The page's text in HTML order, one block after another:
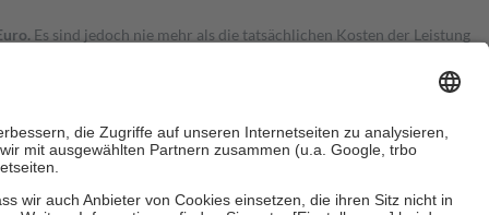
Es sind jedoch nie mehr als die tatsächlichen Kosten der Leistung
Zuzahlungen an bei: